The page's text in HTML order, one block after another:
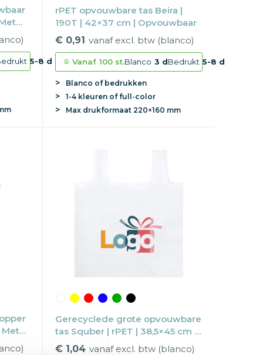
5-8 d
rPET opvouwbare tas Beira |
190T | 42×37 cm | Opvouwbaar
€ 0,91 vanaf excl. btw (blanco)
Vanaf 100 st.Blanco 3 dBedrukt 5-8 d
Blanco of bedrukken
1-4 kleuren of full-color
Max drukformaat 220×160 mm
Met
Gerecyclede grote opvouwbare
tas Squber | rPET | 38,5×45 cm |
Hemdtas
€ 1,04 vanaf excl. btw (blanco)